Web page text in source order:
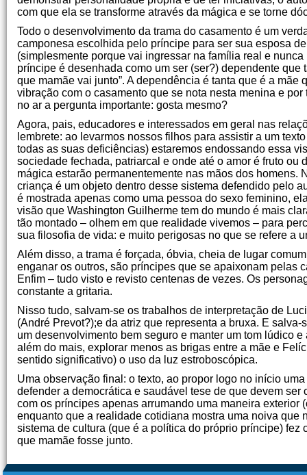
com que ela se transforme através da mágica e se torne
Todo o desenvolvimento da trama do casamento é um
camponesa escolhida pelo príncipe para ser sua esposa
(simplesmente porque vai ingressar na família real e
príncipe é desenhada como um ser (ser?) dependente que
que mamãe vai junto”. A dependência é tanta que é a
vibração com o casamento que se nota nesta menina e
no ar a pergunta importante: gosta mesmo?
Agora, pais, educadores e interessados em geral nas
lembrete: ao levarmos nossos filhos para assistir a um
todas as suas deficiências) estaremos endossando essa
sociedade fechada, patriarcal e onde até o amor é fruto
mágica estarão permanentemente nas mãos dos homens.
criança é um objeto dentro desse sistema defendido pelo
é mostrada apenas como uma pessoa do sexo feminino,
visão que Washington Guilherme tem do mundo é mais
tão montado – olhem em que realidade vivemos – para
sua filosofia de vida: e muito perigosas no que se refere a
Além disso, a trama é forçada, óbvia, cheia de lugar
enganar os outros, são príncipes que se apaixonam pelas
Enfim – tudo visto e revisto centenas de vezes. Os
constante a gritaria.
Nisso tudo, salvam-se os trabalhos de interpretação de
(André Prevot?);e da atriz que representa a bruxa. E
um desenvolvimento bem seguro e manter um tom lúdico
além do mais, explorar menos as brigas entre a mãe e
sentido significativo) o uso da luz estroboscópica.
Uma observação final: o texto, ao propor logo no início
defender a democrática e saudável tese de que devem
com os príncipes apenas arrumando uma maneira
enquanto que a realidade cotidiana mostra uma noiva
sistema de cultura (que é a política do próprio príncipe)
que mamãe fosse junto.